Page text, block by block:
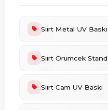
Siirt Metal UV Baskı
Siirt Örümcek Stand
Siirt Cam UV Baskı